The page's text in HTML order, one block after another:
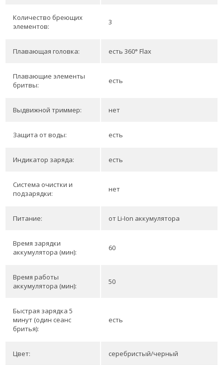
Количество бреющих
элементов:
3
Плавающая головка: есть 360° Flax
Плавающие элементы
бритвы:
есть
Выдвижной триммер: нет
Защита от воды: есть
Индикатор заряда: есть
Система очистки и
подзарядки:
нет
Питание: от Li-Ion аккумулятора
Время зарядки
аккумулятора (мин):
60
Время работы
аккумулятора (мин):
50
Быстрая зарядка 5
минут (один сеанс
бритья):
есть
Цвет: серебристый/черный